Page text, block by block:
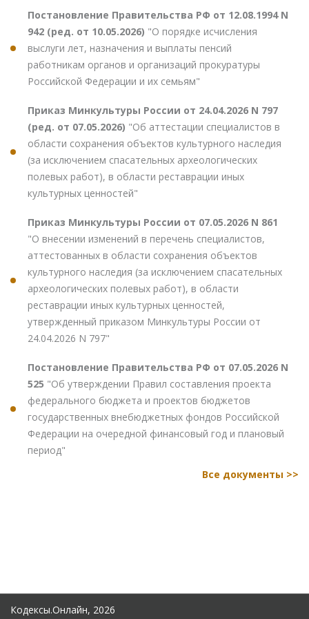
Постановление Правительства РФ от 12.08.1994 N
942 (ред. от 10.05.2026) "О порядке исчисления
выслуги лет, назначения и выплаты пенсий
работникам органов и организаций прокуратуры
Российской Федерации и их семьям"
Приказ Минкультуры России от 24.04.2026 N 797
(ред. от 07.05.2026) "Об аттестации специалистов в
области сохранения объектов культурного наследия
(за исключением спасательных археологических
полевых работ), в области реставрации иных
культурных ценностей"
Приказ Минкультуры России от 07.05.2026 N 861
"О внесении изменений в перечень специалистов,
аттестованных в области сохранения объектов
культурного наследия (за исключением спасательных
археологических полевых работ), в области
реставрации иных культурных ценностей,
утвержденный приказом Минкультуры России от
24.04.2026 N 797"
Постановление Правительства РФ от 07.05.2026 N
525 "Об утверждении Правил составления проекта
федерального бюджета и проектов бюджетов
государственных внебюджетных фондов Российской
Федерации на очередной финансовый год и плановый
период"
Все документы >>
Кодексы.Онлайн, 2026